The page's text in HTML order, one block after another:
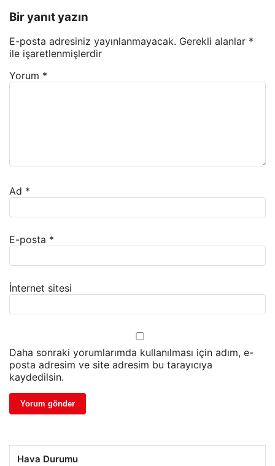
Bir yanıt yazın
E-posta adresiniz yayınlanmayacak. Gerekli alanlar *
ile işaretlenmişlerdir
Yorum *
Ad *
E-posta *
İnternet sitesi
Daha sonraki yorumlarımda kullanılması için adım, e-
posta adresim ve site adresim bu tarayıcıya
kaydedilsin.
Hava Durumu